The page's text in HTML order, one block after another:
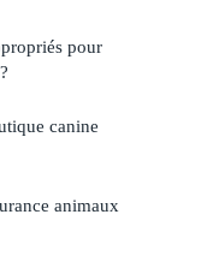
pour
canine
animaux